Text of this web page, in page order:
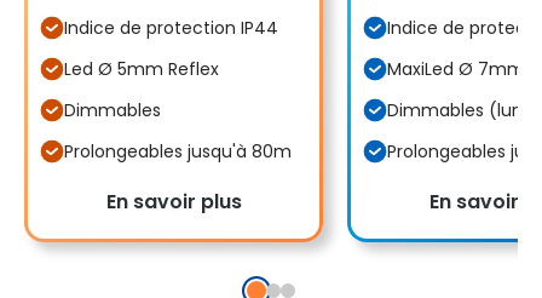
Indice de protection IP44
Led Ø 5mm Reflex
Dimmables
Prolongeables jusqu'à 80m
En savoir plus
Indice de
MaxiLed Ø 7mm
Dimmables
Prolongeables
En savoir